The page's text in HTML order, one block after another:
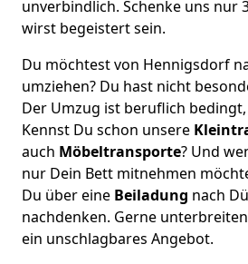
unverbindlich. Schenke uns nur
wirst begeistert sein.
Du möchtest von Hennigsdorf
umziehen? Du hast nicht
Der Umzug ist beruflich
Kennst Du schon unsere
auch Möbeltransporte? Und
nur Dein Bett mitnehmen
Du über eine Beiladung nach
nachdenken. Gerne
ein unschlagbares Angebot.